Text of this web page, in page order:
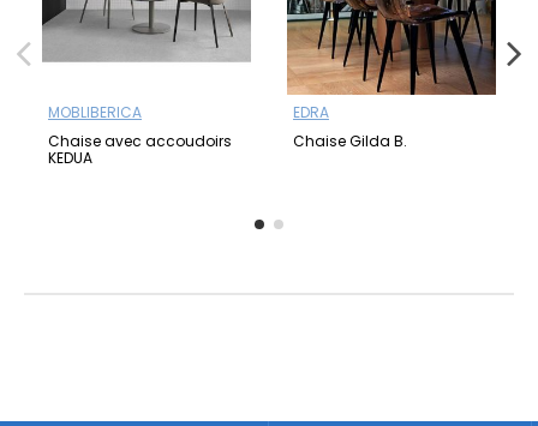
MOBLIBERICA
Chaise avec accoudoirs
KEDUA
EDRA
Chaise Gilda B.